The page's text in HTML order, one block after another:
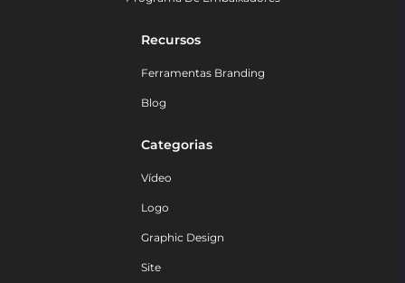
Recursos
Ferramentas Branding
Blog
Categorias
Vídeo
Logo
Graphic Design
Site